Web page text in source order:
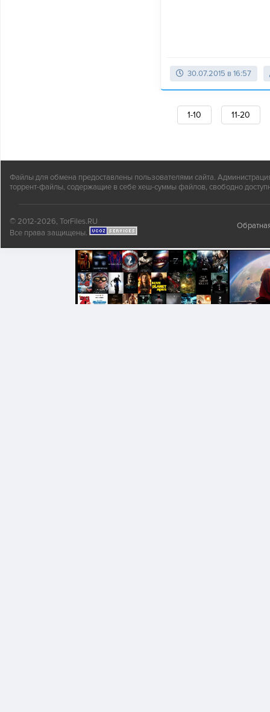
30.07.2015 в 16:57
1-10 11-20
Файлы для обмена предоставлены пользователями сайта.
торрент-файлы, содержащие в себе хеш-суммы файлов, свободно
© 2012-2026, TorFiles.RU
Все права защищены.